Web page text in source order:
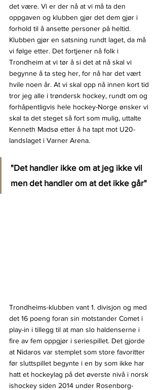
det være. Vi er der nå at vi må ta den
oppgaven og klubben gjør det dem gjør i
forhold til å ansette personer på heltid.
Klubben gjør en satsning rundt laget, da må
vi følge etter. Det fortjener nå folk i
Trondheim at vi tør å si det at nå skal vi
begynne å ta steg her, for nå har det vært
hvile noen år. At vi skal opp nå innen kort tid
tror jeg alle i trøndersk hockey, rundt om og
forhåpentligvis hele hockey-Norge ønsker vi
skal ta det steget så fort som mulig, uttalte
Kenneth Madsø etter å ha tapt mot U20-
landslaget i Varner Arena.
"Det handler ikke om at jeg ikke vil
men det handler om at det ikke går"
Trondheims-klubben vant 1. divisjon og med
det 16 poeng foran sin motstander Comet i
play-in i tillegg til at man slo haldenserne i
fire av fem oppgjør i seriespillet. Det gjorde
at Nidaros var stemplet som store favoritter
før sluttspillet begynte i en by som ikke har
hatt et hockeylag på det øverste nivå i norsk
ishockey siden 2014 under Rosenborg-